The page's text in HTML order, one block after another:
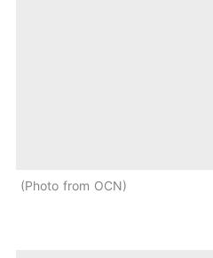
Photo from OCN